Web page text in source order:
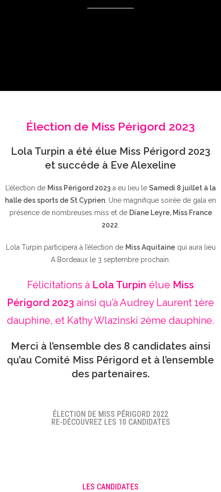
Élection de Miss Périgord 2023
Lola Turpin a été élue Miss Périgord 2023
et succéde à Eve Alexeline
L’élection de Miss Périgord 2023a eu lieu le Samedi 8 juillet à la
halle des sports de St Cyprien , Une magnifique soirée de gala en
présence de nombreuses miss et de Diane Leyre, Miss France
2022
Lola Turpin participera à l’élection de Miss Aquitainequi aura lieu
A Bordeaux le 3 septembre prochain.
Félicitations à Lola Turpin élue Miss
Périgord 2023 ainsi qu’à Audrey Laurent 1ère
dauphine, et Kathy Wlazinski 2ème dauphine.
Merci à l’ensemble des 8 candidates ainsi
qu’au Comité Miss Périgord et à l’ensemble
des partenaires.
ÉLECTION DE MISS PÉRIGORD 2022
RE-DÉCOUVREZ LES 10 CANDIDATES
LES CANDIDATES